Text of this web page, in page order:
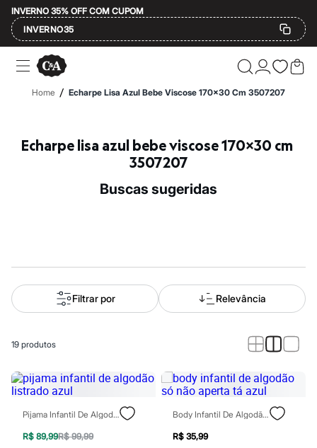
INVERNO 35% OFF COM CUPOM
INVERNO35
Ofertas
Compre por Departamento
Feminino
Masculino
Mindse7
Plus Size
Novidades
Roupas
Blusas e Camisetas
Básicos
Jeans
Saias
Shorts e Bermudas
Vestidos
Acessórios
Bolsas
Bonés e Chapéus
Home / Echarpe Lisa Azul Bebe Viscose 170x30 Cm 3507207
Echarpe lisa azul bebe viscose 170x30 cm
3507207
buscas sugeridas
Filtrar por Relevância
19 produtos
Pijama Infantil De Algodão Listrado Azul
R$ 89,99R$ 99,99
Body Infantil De Algodão Só Não Aperta Tá Azul
R$ 35,99